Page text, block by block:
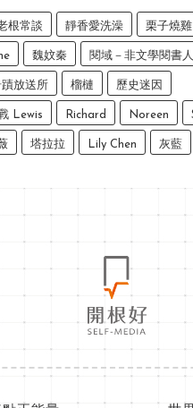
根常談 靜香愛洗澡 栗子燒雞
魏妏秦 閱域－非文學閱書人
放送所 榴槤 歷史迷因
Lewis Richard Noreen
塔拉拉 Lily Chen 灰藍